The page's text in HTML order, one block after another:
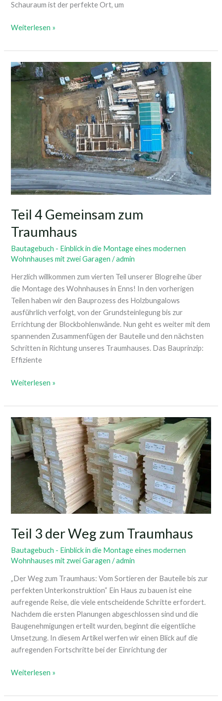
Schauraum ist der perfekte Ort, um
Weiterlesen »
Teil 4 Gemeinsam zum
Traumhaus
Bautagebuch - Einblick in die Montage eines modernen
Wohnhauses mit zwei Garagen /admin
Herzlich willkommen zum vierten Teil unserer Blogreihe über
die Montage des Wohnhauses in Enns! In den vorherigen
Teilen haben wir den Bauprozess des Holzbungalows
ausführlich verfolgt, von der Grundsteinlegung bis zur
Errichtung der Blockbohlenwände. Nun geht es weiter mit dem
spannenden Zusammenfügen der Bauteile und den nächsten
Schritten in Richtung unseres Traumhauses. Das Bauprinzip:
Effiziente
Teil
4
Gemeinsam
zum
Traumhaus
Weiterlesen »
Teil 3 der Weg zum Traumhaus
Bautagebuch - Einblick in die Montage eines modernen
Wohnhauses mit zwei Garagen /admin
„Der Weg zum Traumhaus: Vom Sortieren der Bauteile bis zur
perfekten Unterkonstruktion“ Ein Haus zu bauen ist eine
aufregende Reise, die viele entscheidende Schritte erfordert.
Nachdem die ersten Planungen abgeschlossen sind und die
Baugenehmigungen erteilt wurden, beginnt die eigentliche
Umsetzung. In diesem Artikel werfen wir einen Blick auf die
aufregenden Fortschritte bei der Einrichtung der
Teil
3
der
Weg
Traumhaus
Weiterlesen »